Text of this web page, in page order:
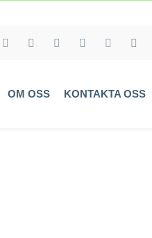
OM OSS KONTAKTA OSS